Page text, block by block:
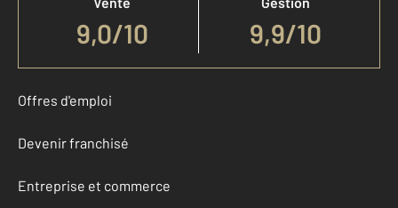
9,0/10 9,9/10
Offres d'emploi
Devenir franchisé
Entreprise et commerce